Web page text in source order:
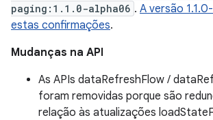
paging:1.1.0-alpha06 . A versão
estas confirmações.
Mudanças na API
As APIs dataRefreshFlow /
foram removidas porque são
relação às atualizações